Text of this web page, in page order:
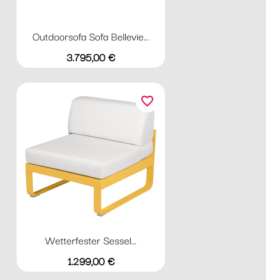
Outdoorsofa Sofa Bellevie...
Preis
3.795,00 €
Wetterfester Sessel...
Preis
1.299,00 €
favorite_border